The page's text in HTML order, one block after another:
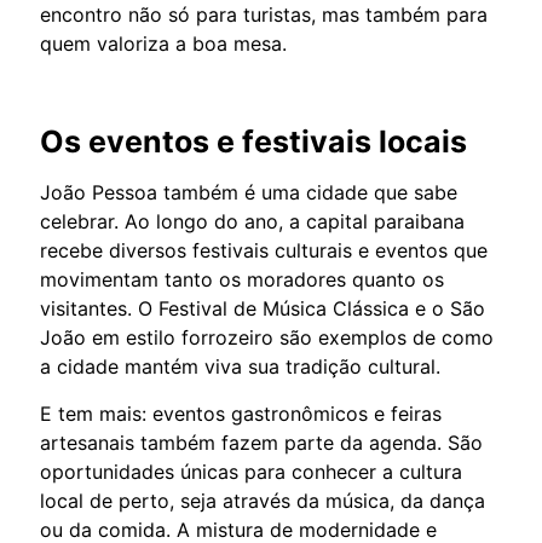
encontro não só para turistas, mas também para
quem valoriza a boa mesa.
Os eventos e festivais locais
João Pessoa também é uma cidade que sabe
celebrar. Ao longo do ano, a capital paraibana
recebe diversos festivais culturais e eventos que
movimentam tanto os moradores quanto os
visitantes. O Festival de Música Clássica e o São
João em estilo forrozeiro são exemplos de como
a cidade mantém viva sua tradição cultural.
E tem mais: eventos gastronômicos e feiras
artesanais também fazem parte da agenda. São
oportunidades únicas para conhecer a cultura
local de perto, seja através da música, da dança
ou da comida. A mistura de modernidade e